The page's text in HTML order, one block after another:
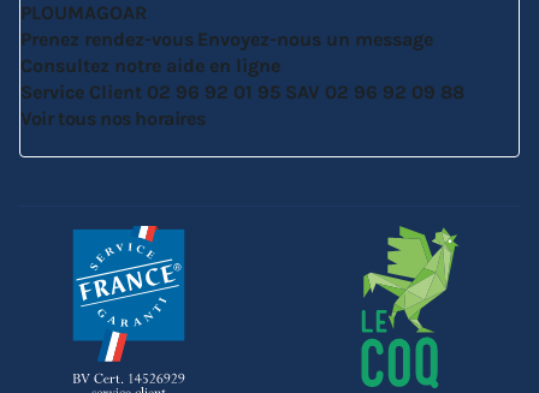
PLOUMAGOAR
Prenez rendez-vous Envoyez-nous un message
Consultez notre aide en ligne
Service Client 02 96 92 01 95 SAV 02 96 92 09 88
Voir tous nos horaires